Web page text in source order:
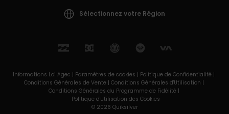
Sélectionnez votre Région
Informations Loi Agec | Paramètres de cookies | Politique de Confidentialité |
Conditions Générales de Vente | Conditions Générales d'Utilisation |
Conditions Générales du Programme de Fidélité |
Politique d'Utilisation des Cookies
© 2026 Quiksilver